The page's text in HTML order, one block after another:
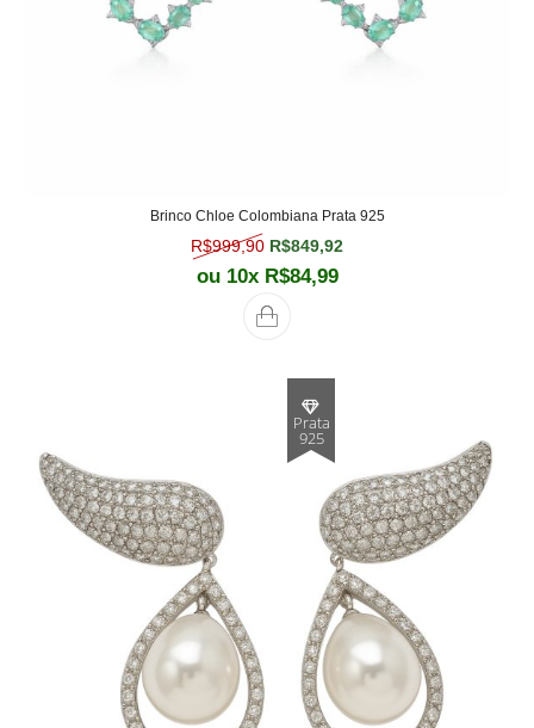
Brinco Chloe Colombiana Prata 925
R$999,90 O preço original era: R$999,90.
R$849,92
ou 10x R$84,99
Prata
925